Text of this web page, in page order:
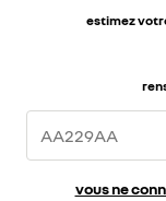
estimez
vous ne